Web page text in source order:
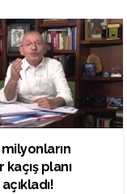
milyonların
planı